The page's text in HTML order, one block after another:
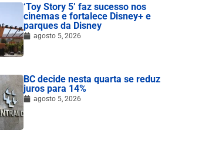
‘Toy Story 5’ faz sucesso nos
cinemas e fortalece Disney+ e
parques da Disney
agosto 5, 2026
BC decide nesta quarta se reduz
juros para 14%
agosto 5, 2026